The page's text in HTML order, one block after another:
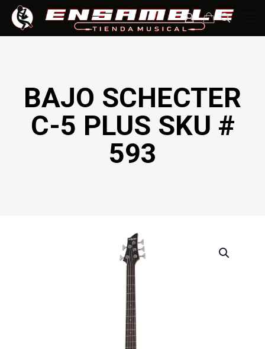
BAJO SCHECTER
C-5 PLUS SKU #
593